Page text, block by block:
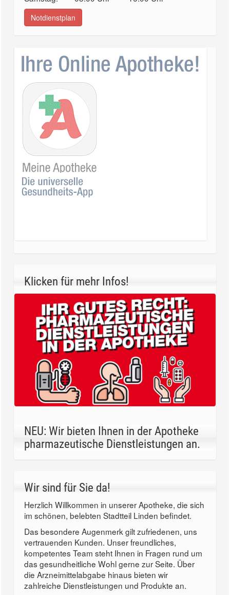
Notdienstplan
Klicken für mehr Infos!
NEU: Wir bieten Ihnen in der Apotheke
pharmazeutische Dienstleistungen an.
Wir sind für Sie da!
Herzlich Willkommen in unserer Apotheke, die sich
im schönen, belebten Stadtteil Linden befindet.
Das besondere Augenmerk gilt zufriedenen, uns
vertrauenden Kunden. Unser freundliches,
kompetentes Team steht Ihnen in Fragen rund um
das gesundheitliche Wohl gerne zur Seite. Über
die Arzneimittelabgabe hinaus bieten wir
zahlreiche Dienstleistungen und Produkte an.